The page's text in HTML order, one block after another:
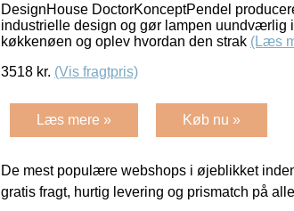
DesignHouse DoctorKonceptPendel
industrielle design og gør lampen
køkkenøen og oplev hvordan den strak (Læs
3518 kr. (Vis fragtpris)
Læs mere » Køb nu »
De mest populære webshops i øjeblikket
gratis fragt, hurtig levering og prismatch på